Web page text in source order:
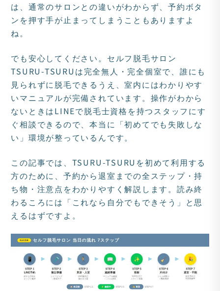
は、通常のサロンとの違いがわからず、予約ボタ
ンを押す手が止まってしまうこともありますよ
ね。
でも安心してください。セルフ脱毛サロン
TSURU-TSURUは完全無人・完全個室で、誰にも
見られずに脱毛できるうえ、室内にはわかりやす
いマニュアルが完備されています。操作がわから
ないときはLINEで脱毛士資格を持つスタッフにす
ぐ相談できるので、本当に「初めてでも失敗しな
い」環境が整っているんです。
この記事では、TSURU-TSURUを初めて利用する
方のために、予約から退室までの全ステップ・持
ち物・注意点をわかりやすく解説します。読み終
わるころには「これなら自分でもできそう」と思
えるはずですよ。